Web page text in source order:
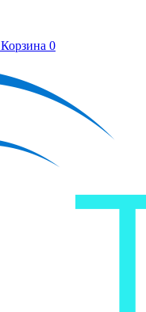
Корзина 0